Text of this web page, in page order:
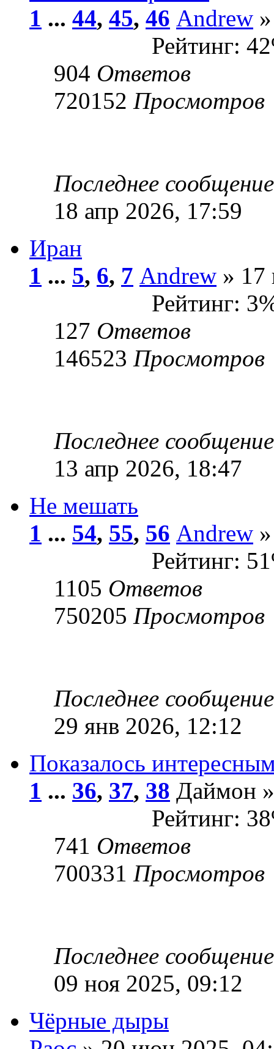
1 ... 44, 45, 46 Andrew
Рейтинг:
904 Ответов
720152 Просмотров
Последнее
18 апр 2026, 17:59
Иран
1 ... 5, 6, 7 Andrew » 17
Рейтинг:
127 Ответов
146523 Просмотров
Последнее
13 апр 2026, 18:47
Не мешать
1 ... 54, 55, 56 Andrew
Рейтинг:
1105 Ответов
750205 Просмотров
Последнее
29 янв 2026, 12:12
Показалось
1 ... 36, 37, 38 Даймон
Рейтинг:
741 Ответов
700331 Просмотров
Последнее
09 ноя 2025, 09:12
Чёрные дыры